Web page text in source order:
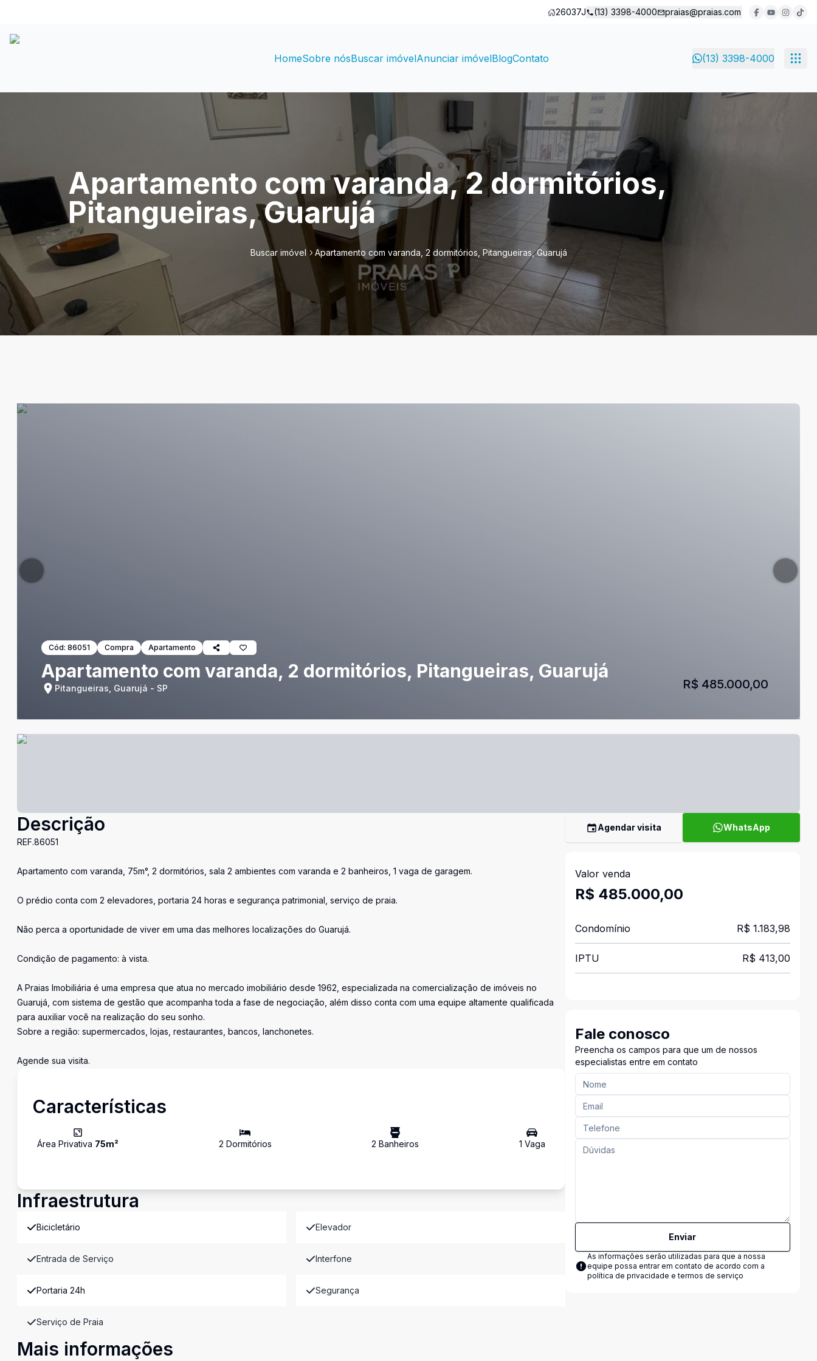
26037J (13) 3398-4000 praias@praias.com
HomeSobre nósBuscar imóvelAnunciar imóvelBlogContato (13) 3398-4000
Apartamento com varanda, 2 dormitórios,
Pitangueiras, Guarujá
Buscar imóvel Apartamento com varanda, 2 dormitórios, Pitangueiras, Guarujá
Cód: 86051 Compra Apartamento
Apartamento com varanda, 2 dormitórios, Pitangueiras, Guarujá
Pitangueiras, Guarujá - SP R$ 485.000,00
Descrição
REF.86051
Apartamento com varanda, 75m°, 2 dormitórios, sala 2 ambientes com varanda e 2 banheiros, 1 vaga de garagem.
O prédio conta com 2 elevadores, portaria 24 horas e segurança patrimonial, serviço de praia.
Não perca a oportunidade de viver em uma das melhores localizações do Guarujá.
Condição de pagamento: à vista.
A Praias Imobiliária é uma empresa que atua no mercado imobiliário desde 1962, especializada na comercialização de imóveis no
Guarujá, com sistema de gestão que acompanha toda a fase de negociação, além disso conta com uma equipe altamente qualificada
para auxiliar você na realização do seu sonho.
Sobre a região: supermercados, lojas, restaurantes, bancos, lanchonetes.
Agende sua visita.
Características
Área Privativa 75m² 2 Dormitórios 2 Banheiros 1 Vaga
Infraestrutura
Bicicletário Elevador
Entrada de Serviço Interfone
Portaria 24h Segurança
Serviço de Praia
Mais informações
Agendar visita WhatsApp
Valor venda
R$ 485.000,00
Condomínio R$ 1.183,98
IPTU R$ 413,00
Fale conosco
Preencha os campos para que um de nossos
especialistas entre em contato
Enviar
As informações serão utilizadas para que a nossa
equipe possa entrar em contato de acordo com a
política de privacidade e termos de serviço